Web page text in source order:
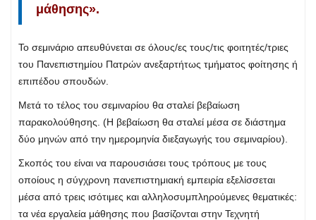
μάθησης».
Το σεμινάριο απευθύνεται σε όλους/ες τους/τις φοιτητές/τριες
του Πανεπιστημίου Πατρών ανεξαρτήτως τμήματος φοίτησης ή
επιπέδου σπουδών.
Μετά το τέλος του σεμιναρίου θα σταλεί βεβαίωση
παρακολούθησης. (Η βεβαίωση θα σταλεί μέσα σε διάστημα
δύο μηνών από την ημερομηνία διεξαγωγής του σεμιναρίου).
Σκοπός του είναι να παρουσιάσει τους τρόπους με τους
οποίους η σύγχρονη πανεπιστημιακή εμπειρία εξελίσσεται
μέσα από τρεις ισότιμες και αλληλοσυμπληρούμενες θεματικές:
τα νέα εργαλεία μάθησης που βασίζονται στην Τεχνητή